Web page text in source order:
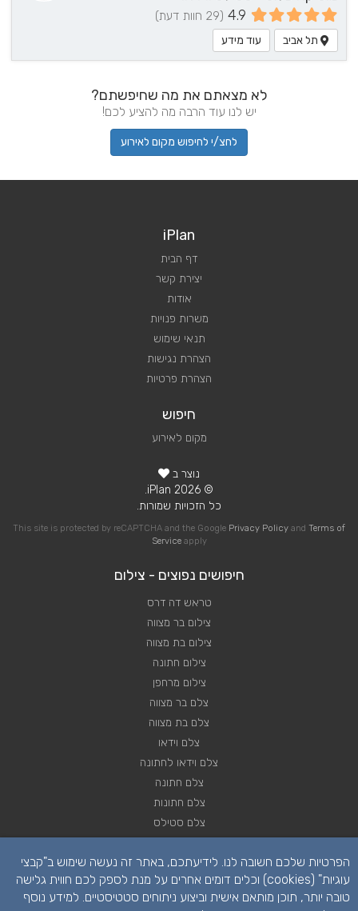
4.9 (29 חוות דעת)
תל אביב עוד מידע
לא מצאתם את מה שחיפשתם?
יש לנו עוד הרבה מה להציע לכם!
לחצ/י לחיפוש מקום לאירוע
iPlan
דף הבית
יצירת קשר
אודות
משרות פנויות
תנאי שימוש
הצהרת נגישות
הצהרת פרטיות
חיפוש
מקום לאירוע
נוצר ב
© 2026 iPlan.
כל הזכויות שמורות.
This site is protected by reCAPTCHA and the Google Privacy Policy and Terms of
Serviceapply
חיפושים נפוצים - צילום
טראש דה דרס
צילום בר מצווה
צילום בת מצווה
צילום חתונה
צילום מרחפן
צלם בר מצווה
צלם בת מצווה
צלם וידאו
צלם וידאו לחתונה
צלם חתונה
צלם חתונות
צלם סטילס
רחפן לחתונה
הפרטיות שלכם חשובה לנו. לידיעתכם, באתר זה נעשה שימוש ב"קבצי
עוגיות" (cookies) וכלים דומים אחרים על מנת לספק לכם חווית גלישה
טובה יותר, תוכן מותאם אישית וביצוע ניתוחים סטטיסטיים. למידע נוסף